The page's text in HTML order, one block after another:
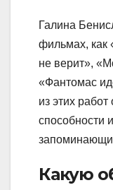
Галина
фильмах, как
не верит»,
«Фантомас
из этих
способности
Какую